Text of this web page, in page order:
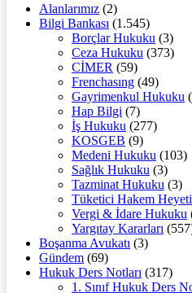
Alanlarımız (2)
Bilgi Bankası (1.545)
Borçlar Hukuku (3)
Ceza Hukuku (373)
CİMER (59)
Frenchasıng (49)
Gayrimenkul Hukuku
Hap Bilgi (7)
İş Hukuku (277)
KOSGEB (9)
Medeni Hukuku (103)
Sağlık Hukuku (3)
Tazminat Hukuku (3)
Tüketici Hakem Heyeti
Vergi & İdare Hukuku
Yargıtay Kararları
Boşanma Avukatı (3)
Gündem (69)
Hukuk Ders Notları (317)
1. Sınıf Hukuk Ders